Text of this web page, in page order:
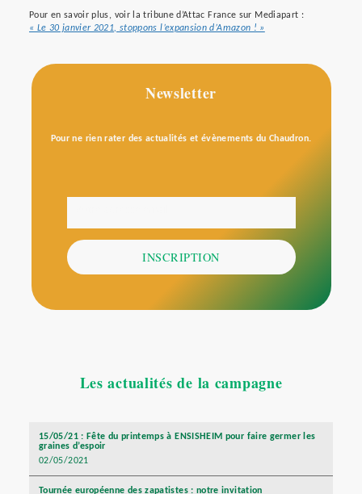
Pour en savoir plus, voir la tribune d’Attac France sur Mediapart :
« Le 30 janvier 2021, stoppons l’expansion d’Amazon ! »
Newsletter
Pour ne rien rater des actualités et évènements du Chaudron.
INSCRIPTION
Les actualités de la campagne
15/05/21 : Fête du printemps à ENSISHEIM pour faire germer les
graines d’espoir
02/05/2021
Tournée européenne des zapatistes : notre invitation